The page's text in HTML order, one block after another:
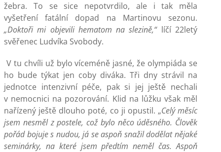
žebra. To se sice nepotvrdilo, ale i tak měla
vyšetření fatální dopad na Martinovu sezonu.
„Doktoři mi objevili hematom na slezině,“ líčí 22letý
svěřenec Ludvíka Svobody.
V tu chvíli už bylo víceméně jasné, že olympiáda se
ho bude týkat jen coby diváka. Tři dny strávil na
jednotce intenzivní péče, pak si jej ještě nechali
v nemocnici na pozorování. Klid na lůžku však měl
nařízený ještě dlouho poté, co ji opustil. „Celý měsíc
jsem nesměl z postele, což bylo něco úděsného. Člověk
pořád bojuje s nudou, já se aspoň snažil dodělat nějaké
seminárky, na které jsem předtím neměl čas. Aspoň